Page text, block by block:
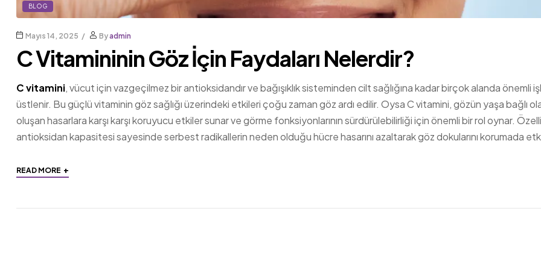
BLOG
Mayıs 14, 2025 Byadmin
C Vitamininin Göz İçin Faydaları Nelerdir?
C vitamini, vücut için vazgeçilmez bir antioksidandır ve bağışıklık sisteminden cilt sağlığına kadar birçok alanda önemli
üstlenir. Bu güçlü vitaminin göz sağlığı üzerindeki etkileri çoğu zaman göz ardı edilir. Oysa C vitamini, gözün yaşa bağlı
oluşan hasarlara karşı karşı koruyucu etkiler sunar ve görme fonksiyonlarının sürdürülebilirliği için önemli bir rol oynar.
antioksidan kapasitesi sayesinde serbest radikallerin neden olduğu hücre hasarını azaltarak göz dokularını korumada
READ MORE +